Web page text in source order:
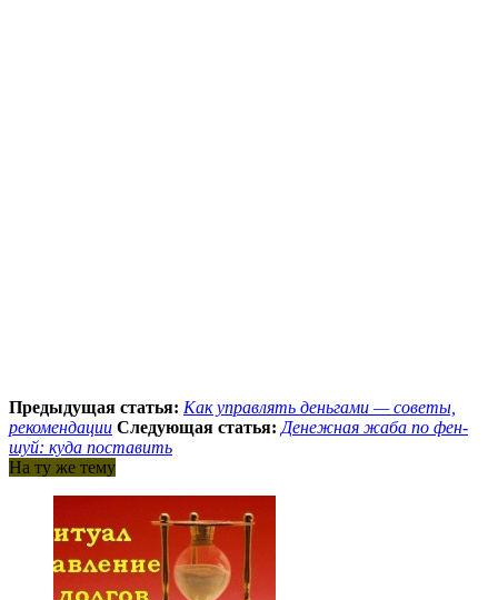
Предыдущая статья: Как управлять деньгами — советы,
рекомендации Следующая статья: Денежная жаба по фен-
шуй: куда поставить
На ту же тему